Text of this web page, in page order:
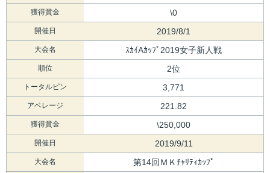
獲得賞金 \0
開催日 2019/8/1
大会名 ｽｶｲAｶｯﾌﾟ2019女子新人戦
順位 2位
トータルピン 3,771
アベレージ 221.82
獲得賞金 \250,000
開催日 2019/9/11
大会名 第14回ＭＫﾁｬﾘﾃｨｶｯﾌﾟ